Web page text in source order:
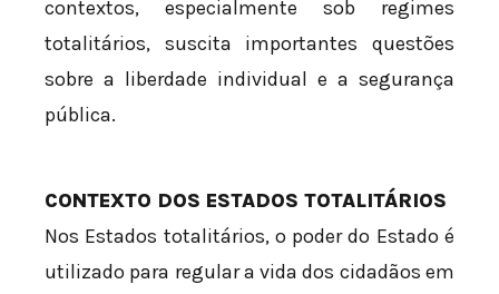
contextos, especialmente sob regimes
totalitários, suscita importantes questões
sobre a liberdade individual e a segurança
pública.
CONTEXTO DOS ESTADOS TOTALITÁRIOS
Nos Estados totalitários, o poder do Estado é
utilizado para regular a vida dos cidadãos em